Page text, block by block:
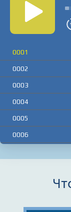
0001
0002
0003
0004
0005
0006